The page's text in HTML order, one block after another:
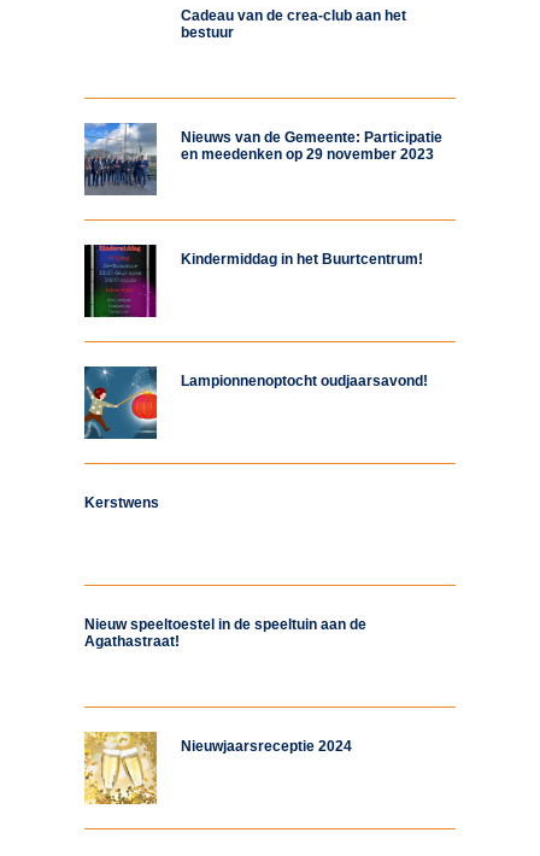
Cadeau van de crea-club aan het
bestuur
Nieuws van de Gemeente: Participatie
en meedenken op 29 november 2023
Kindermiddag in het Buurtcentrum!
Lampionnenoptocht oudjaarsavond!
Kerstwens
Nieuw speeltoestel in de speeltuin aan de
Agathastraat!
Nieuwjaarsreceptie 2024